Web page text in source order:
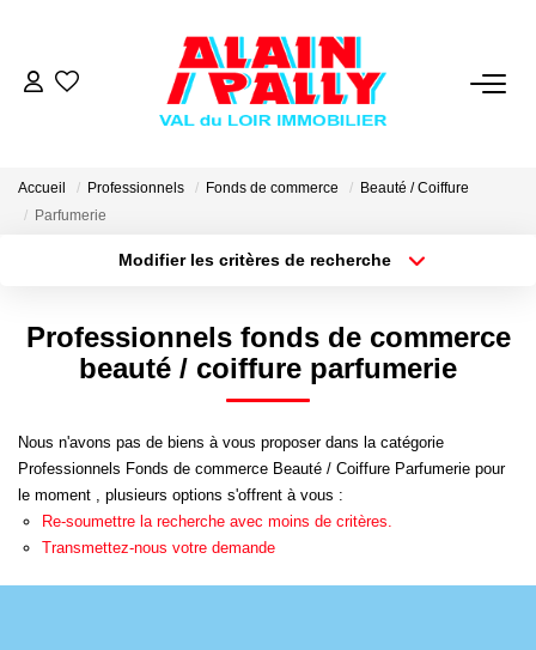
VENTE
LOCATION
GESTION
DERNIERES VENTES
NOS AGENCES
Qui Sommes Nous
Notre Équipe
Nous Rejoindre
Nos Actualités
Accueil Professionnels Fonds de commerce
Beauté / Coiffure
Parfumerie
Modifier les critères de recherche
Sélectionnez...
Type de bien
Surface min
Créer une alerte
Professionnels fonds de commerce
beauté / coiffure parfumerie
Nous n'avons pas de biens à vous proposer dans la catégorie
Professionnels Fonds de commerce Beauté / Coiffure Parfumerie pour
le moment , plusieurs options s'offrent à vous :
Re-soumettre la recherche avec moins de critères.
Transmettez-nous votre demande